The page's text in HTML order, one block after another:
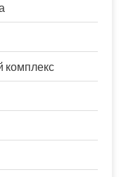
комплекс